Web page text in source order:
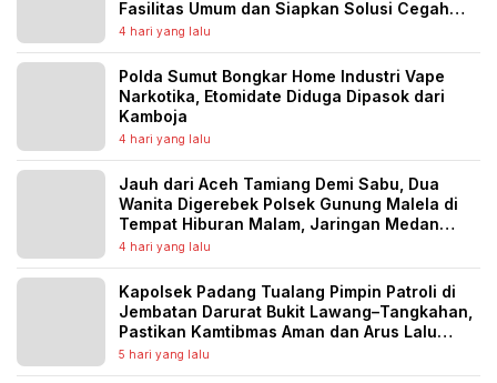
Fasilitas Umum dan Siapkan Solusi Cegah
Banjir Berulang
4 hari yang lalu
Polda Sumut Bongkar Home Industri Vape
Narkotika, Etomidate Diduga Dipasok dari
Kamboja
4 hari yang lalu
Jauh dari Aceh Tamiang Demi Sabu, Dua
Wanita Digerebek Polsek Gunung Malela di
Tempat Hiburan Malam, Jaringan Medan
Diburu
4 hari yang lalu
Kapolsek Padang Tualang Pimpin Patroli di
Jembatan Darurat Bukit Lawang–Tangkahan,
Pastikan Kamtibmas Aman dan Arus Lalu
Lintas Lancar
5 hari yang lalu